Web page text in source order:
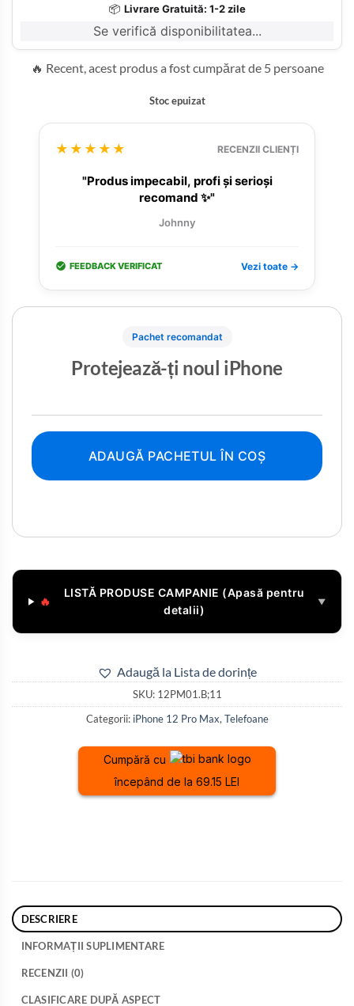
📦 Livrare Gratuită: 1-2 zile
Se verifică disponibilitatea...
🔥 Recent, acest produs a fost cumpărat de 5 persoane
Stoc epuizat
★★★★★ RECENZII CLIENȚI
"Produs impecabil, profi și serioși
recomand ✨"
Johnny
FEEDBACK VERIFICAT Vezi toate →
Pachet recomandat
Protejează-ți noul iPhone
ADAUGĂ PACHETUL ÎN COȘ
🔥
LISTĂ PRODUSE CAMPANIE (Apasă pentru
detalii)
▼
Adaugă la Lista de dorințe
SKU: 12PM01.B;11
Categorii: iPhone 12 Pro Max, Telefoane
Cumpără cu
începând de la 69.15 LEI
DESCRIERE
INFORMAȚII SUPLIMENTARE
RECENZII (0)
CLASIFICARE DUPĂ ASPECT